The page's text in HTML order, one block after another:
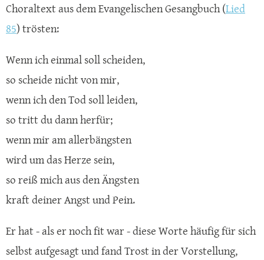
Choraltext aus dem Evangelischen Gesangbuch (Lied
85) trösten:
Wenn ich einmal soll scheiden,
so scheide nicht von mir,
wenn ich den Tod soll leiden,
so tritt du dann herfür;
wenn mir am allerbängsten
wird um das Herze sein,
so reiß mich aus den Ängsten
kraft deiner Angst und Pein.
Er hat - als er noch fit war - diese Worte häufig für sich
selbst aufgesagt und fand Trost in der Vorstellung,